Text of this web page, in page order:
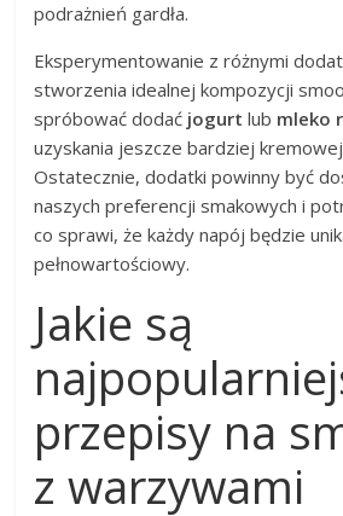
podrażnień gardła.
Eksperymentowanie z różnymi
stworzenia idealnej kompozycji
spróbować dodać jogurt lub mleko
uzyskania jeszcze bardziej
Ostatecznie, dodatki powinny być
naszych preferencji smakowych i
co sprawi, że każdy napój będzie
pełnowartościowy.
Jakie są
przepisy na
z warzywami